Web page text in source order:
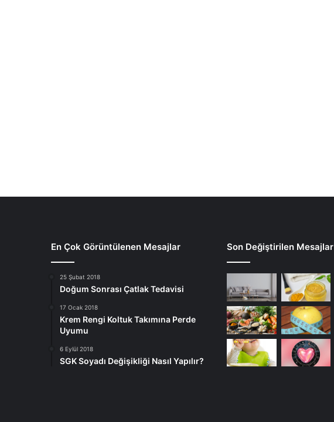
En Çok Görüntülenen Mesajlar
25 Şubat 2018
Doğum Sonrası Çatlak Tedavisi
17 Ocak 2018
Krem Rengi Koltuk Takımına Perde
Uyumu
6 Eylül 2018
SGK Soyadı Değişikliği Nasıl Yapılır?
Son Değiştirilen Mesajlar